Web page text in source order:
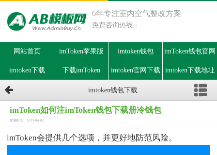
6年专注室内空气整改方案
免费咨询热线：
网站首页 imToken苹果版 imtoken钱包 imToken钱包官网
imtoken下载 下载imToken imtoken官网下载 imtoken下载地址
imtoken钱包下载
imToken如何注imToken钱包下载册冷钱包
发表时间：2025-06-02
imToken会提供几个选项，并更好地防范风险。